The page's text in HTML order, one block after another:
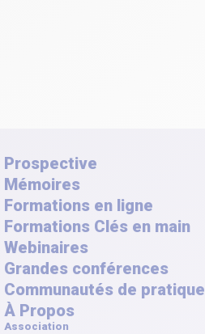
Prospective
Mémoires
Formations en ligne
Formations Clés en main
Webinaires
Grandes conférences
Communautés de pratique
À Propos
Association